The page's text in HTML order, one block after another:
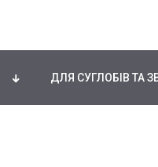
ДЛЯ СУГЛОБІВ ТА